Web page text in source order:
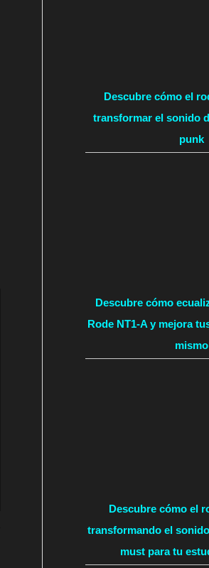
Descubre cómo el
transformar el sonido
punk
Descubre cómo
Rode NT1-A y mejora
mismo
Descubre cómo el
transformando el
must para tu